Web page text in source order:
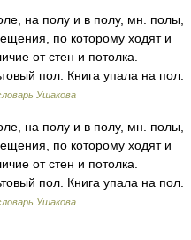
на полу и в полу, мн. полы,
по которому ходят и
от стен и потолка.
пол. Книга упала на пол.
Ушакова
на полу и в полу, мн. полы,
по которому ходят и
от стен и потолка.
пол. Книга упала на пол.
Ушакова